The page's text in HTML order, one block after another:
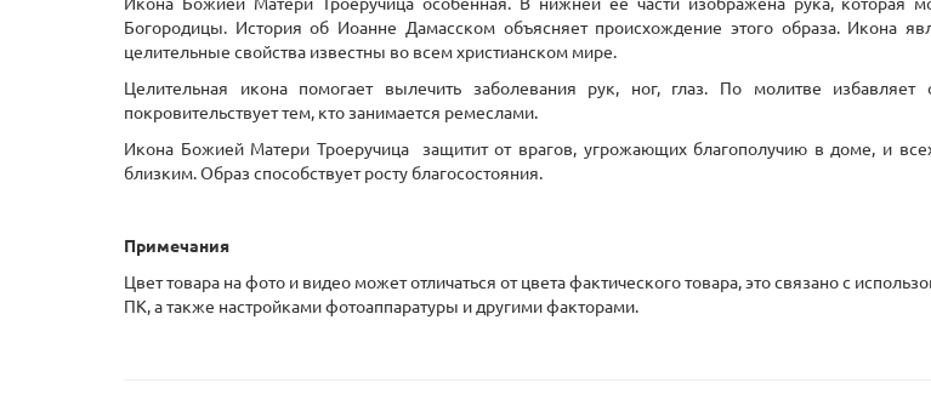
Богородицы. История об Иоанне Дамасском объясняет происхождение этого образа. Икона
целительные свойства известны во всем христианском мире.
Целительная икона помогает вылечить заболевания рук, ног, глаз. По молитве
покровительствует тем, кто занимается ремеслами.
Икона Божией Матери Троеручица защитит от врагов, угрожающих благополучию в доме, и
близким. Образ способствует росту благосостояния.
Примечания
Цвет товара на фото и видео может отличаться от цвета фактического товара, это связано с
ПК, а также настройками фотоаппаратуры и другими факторами.